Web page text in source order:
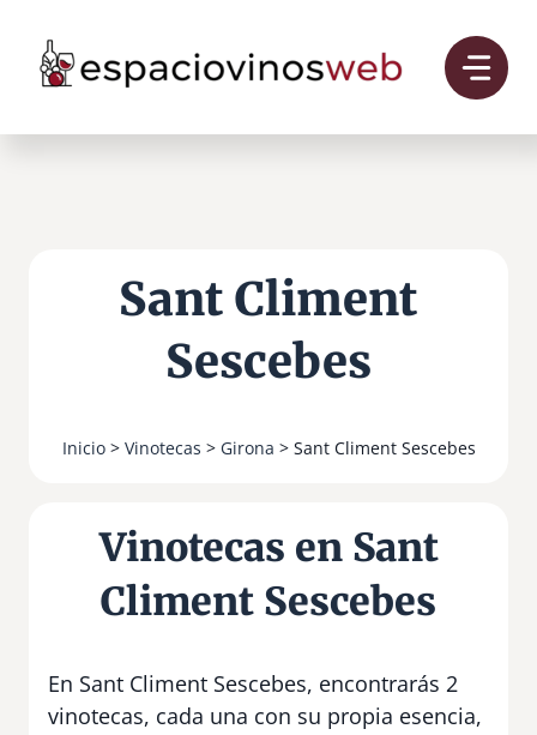
contenido
Sant Climent
Sescebes
Inicio> Vinotecas > Girona > Sant Climent Sescebes
Vinotecas en Sant
Climent Sescebes
En Sant Climent Sescebes, encontrarás 2
vinotecas, cada una con su propia esencia,